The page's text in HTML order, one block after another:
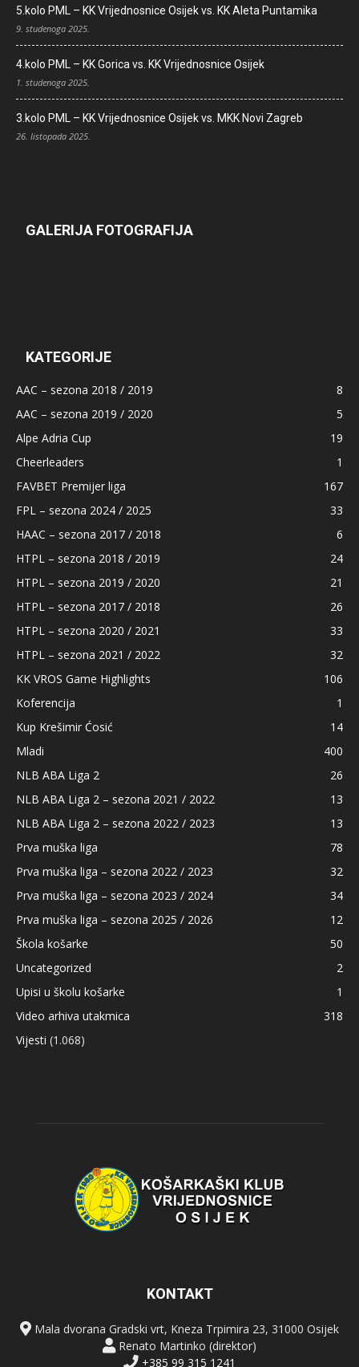
5.kolo PML – KK Vrijednosnice Osijek vs. KK Aleta Puntamika
9. studenoga 2025.
4.kolo PML – KK Gorica vs. KK Vrijednosnice Osijek
1. studenoga 2025.
3.kolo PML – KK Vrijednosnice Osijek vs. MKK Novi Zagreb
26. listopada 2025.
GALERIJA FOTOGRAFIJA
KATEGORIJE
AAC – sezona 2018 / 2019
8
AAC – sezona 2019 / 2020
5
Alpe Adria Cup
19
Cheerleaders
1
FAVBET Premijer liga
167
FPL – sezona 2024 / 2025
33
HAAC – sezona 2017 / 2018
6
HTPL – sezona 2018 / 2019
24
HTPL – sezona 2019 / 2020
21
HTPL – sezona 2017 / 2018
26
HTPL – sezona 2020 / 2021
33
HTPL – sezona 2021 / 2022
32
KK VROS Game Highlights
106
Koferencija
1
Kup Krešimir Ćosić
14
Mladi
400
NLB ABA Liga 2
26
NLB ABA Liga 2 – sezona 2021 / 2022
13
NLB ABA Liga 2 – sezona 2022 / 2023
13
Prva muška liga
78
Prva muška liga – sezona 2022 / 2023
32
Prva muška liga – sezona 2023 / 2024
34
Prva muška liga – sezona 2025 / 2026
12
Škola košarke
50
Uncategorized
2
Upisi u školu košarke
1
Video arhiva utakmica
318
Vijesti (1.068)
KONTAKT
Mala dvorana Gradski vrt, Kneza Trpimira 23, 31000 Osijek
Renato Martinko (direktor)
+385 99 315 1241